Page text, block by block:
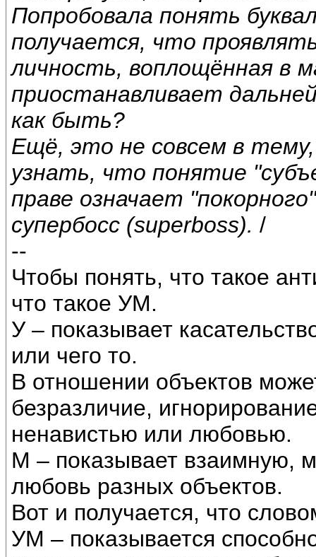
Попробовала понять
получается, что
личность, воплощённая в
приостанавливает
как быть?
Ещё, это не совсем в
узнать, что понятие
праве означает
супербосс (superboss). /
--
Чтобы понять, что такое
что такое УМ.
У – показывает
или чего то.
В отношении объектов
безразличие,
ненавистью или любовью.
М – показывает взаимную,
любовь разных объектов.
Вот и получается, что
УМ – показывается